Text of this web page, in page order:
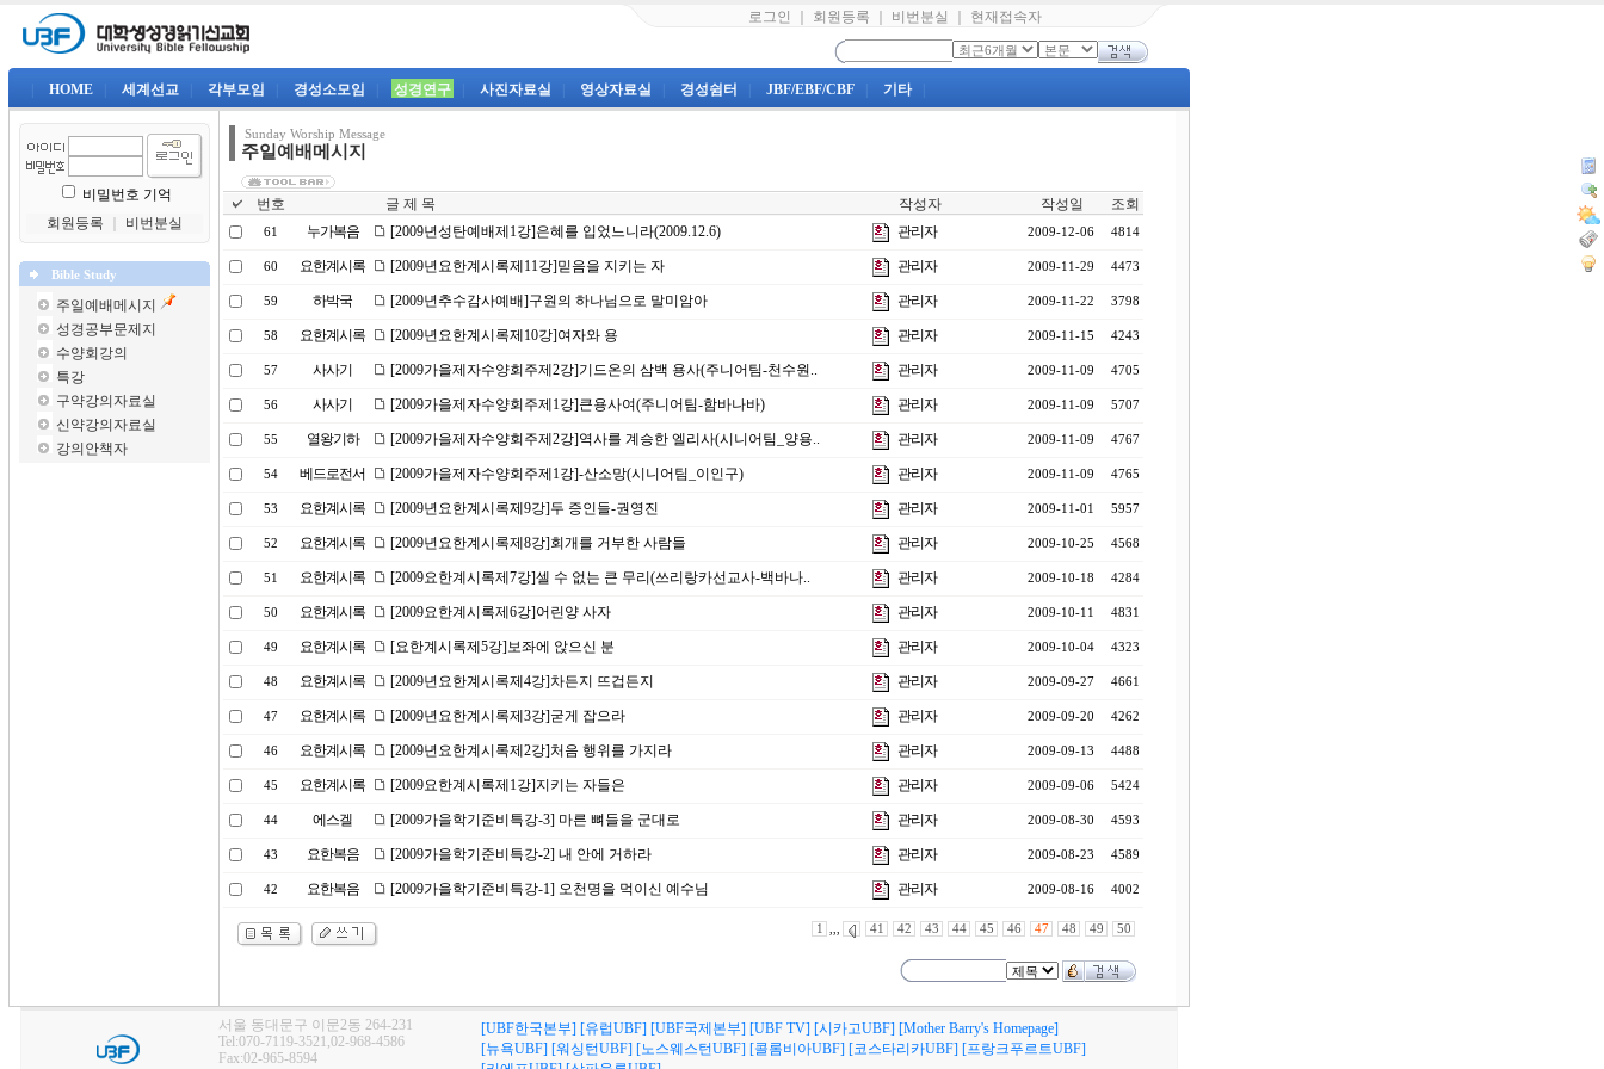
로그인 회원등록 비번분실 현재접속자
HOME 세계선교 각부모임 경성소모임 성경연구 사진자료실 영상자료실 경성쉼터 JBF/EBF/CBF 기타
비밀번호 기억
회원등록
비번분실
Bible Study
주일예배메시지
성경공부문제지
수양회강의
특강
구약강의자료실
신약강의자료실
강의안책자
Sunday Worship Message
주일예배메시지
번호 글 제 목 작성자 작성일 조회
61 누가복음 [2009년성탄예배제1강]은혜를 입었느니라(2009.12.6) 관리자 2009-12-06 4814
60 요한계시록 [2009년요한계시록제11강]믿음을 지키는 자 관리자 2009-11-29 4473
59 하박국 [2009년추수감사예배]구원의 하나님으로 말미암아 관리자 2009-11-22 3798
58 요한계시록 [2009년요한계시록제10강]여자와 용 관리자 2009-11-15 4243
57 사사기 [2009가을제자수양회주제2강]기드온의 삼백 용사(주니어팀-천수원.. 관리자 2009-11-09 4705
56 사사기 [2009가을제자수양회주제1강]큰용사여(주니어팀-함바나바) 관리자 2009-11-09 5707
55 열왕기하 [2009가을제자수양회주제2강]역사를 계승한 엘리사(시니어팀_양용.. 관리자 2009-11-09 4767
54 베드로전서 [2009가을제자수양회주제1강]-산소망(시니어팀_이인구) 관리자 2009-11-09 4765
53 요한계시록 [2009년요한계시록제9강]두 증인들-권영진 관리자 2009-11-01 5957
52 요한계시록 [2009년요한계시록제8강]회개를 거부한 사람들 관리자 2009-10-25 4568
51 요한계시록 [2009요한계시록제7강]셀 수 없는 큰 무리(쓰리랑카선교사-백바나.. 관리자 2009-10-18 4284
50 요한계시록 [2009요한계시록제6강]어린양 사자 관리자 2009-10-11 4831
49 요한계시록 [요한계시록제5강]보좌에 앉으신 분 관리자 2009-10-04 4323
48 요한계시록 [2009년요한계시록제4강]차든지 뜨겁든지 관리자 2009-09-27 4661
47 요한계시록 [2009년요한계시록제3강]굳게 잡으라 관리자 2009-09-20 4262
46 요한계시록 [2009년요한계시록제2강]처음 행위를 가지라 관리자 2009-09-13 4488
45 요한계시록 [2009요한계시록제1강]지키는 자들은 관리자 2009-09-06 5424
44 에스겔 [2009가을학기준비특강-3] 마른 뼈들을 군대로 관리자 2009-08-30 4593
43 요한복음 [2009가을학기준비특강-2] 내 안에 거하라 관리자 2009-08-23 4589
42 요한복음 [2009가을학기준비특강-1] 오천명을 먹이신 예수님 관리자 2009-08-16 4002
1 ,,, 41 42 43 44 45 46 47 48 49 50
서울 동대문구 이문2동 264-231
Tel:070-7119-3521,02-968-4586
Fax:02-965-8594
[UBF한국본부] [유럽UBF] [UBF국제본부] [UBF TV] [시카고UBF] [Mother Barry's Homepage]
[뉴욕UBF] [워싱턴UBF] [노스웨스턴UBF] [콜롬비아UBF] [코스타리카UBF] [프랑크푸르트UBF]